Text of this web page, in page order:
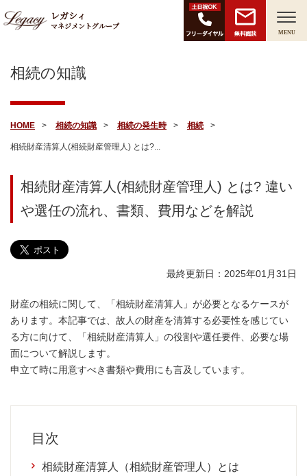
レガシィ
マネジメントグループ
無料面談 MENU
相続の知識
HOME 相続の知識 相続の発生時 相続
相続財産清算人(相続財産管理人) とは?...
相続財産清算人(相続財産管理人) とは? 違い
や選任の流れ、書類、費用などを解説
最終更新日：2025年01月31日
財産の相続に関して、「相続財産清算人」が必要となるケースが
あります。本記事では、故人の財産を清算する必要性を感じてい
る方に向けて、「相続財産清算人」の役割や選任要件、必要な場
面について解説します。
申立て時に用意すべき書類や費用にも言及しています。
目次
相続財産清算人（相続財産管理人）とは